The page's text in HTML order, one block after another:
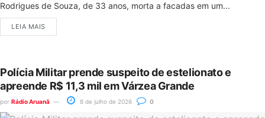
Rodrigues de Souza, de 33 anos, morta a facadas em um...
LEIA MAIS
Polícia Militar prende suspeito de estelionato e
apreende R$ 11,3 mil em Várzea Grande
por Rádio Aruanã 8 de julho de 2026 0